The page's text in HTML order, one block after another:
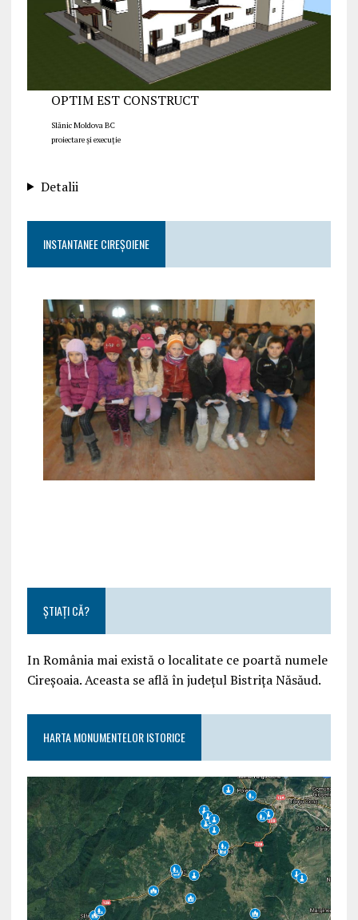
OPTIM EST CONSTRUCT
Slănic Moldova BC
proiectare și execuție
Detalii
INSTANTANEE CIREȘOIENE
ȘTIAȚI CĂ?
In România mai există o localitate ce poartă numele
Cireșoaia. Aceasta se află în județul Bistrița Năsăud.
HARTA MONUMENTELOR ISTORICE